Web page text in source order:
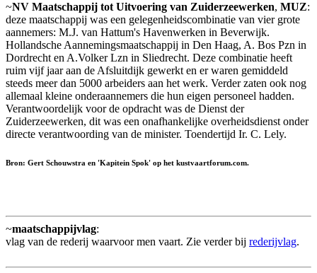
~NV Maatschappij tot Uitvoering van Zuiderzeewerken, MUZ:
deze maatschappij was een gelegenheidscombinatie van vier grote
aannemers: M.J. van Hattum's Havenwerken in Beverwijk.
Hollandsche Aannemingsmaatschappij in Den Haag, A. Bos Pzn in
Dordrecht en A.Volker Lzn in Sliedrecht. Deze combinatie heeft
ruim vijf jaar aan de Afsluitdijk gewerkt en er waren gemiddeld
steeds meer dan 5000 arbeiders aan het werk. Verder zaten ook nog
allemaal kleine onderaannemers die hun eigen personeel hadden.
Verantwoordelijk voor de opdracht was de Dienst der
Zuiderzeewerken, dit was een onafhankelijke overheidsdienst onder
directe verantwoording van de minister. Toendertijd Ir. C. Lely.
Bron: Gert Schouwstra en 'Kapitein Spok' op het kustvaartforum.com.
~maatschappijvlag:
vlag van de rederij waarvoor men vaart. Zie verder bij rederijvlag.